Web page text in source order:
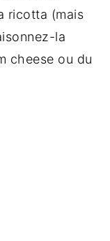
ricotta (mais
la
cheese ou du